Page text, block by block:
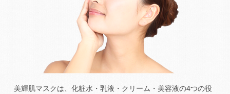
美輝肌マスクは、化粧水・乳液・クリーム・美容液の4つの役